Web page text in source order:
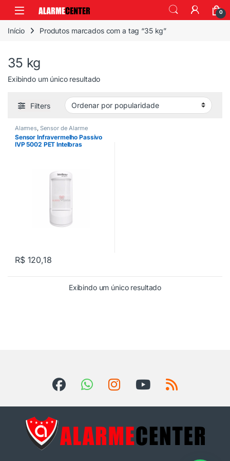
0
Início Produtos marcados com a tag “35 kg”
35 kg
Exibindo um único resultado
Filters
Alarmes, Sensor de Alarme
Sensor Infravermelho Passivo
IVP 5002 PET Intelbras
R$120,18
Exibindo um único resultado